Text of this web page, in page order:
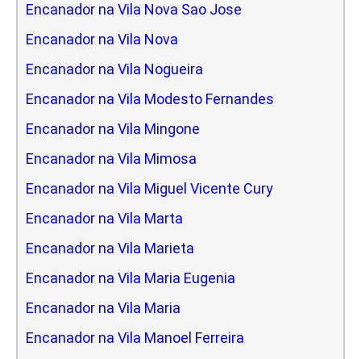
Encanador na Vila Nova Sao Jose
Encanador na Vila Nova
Encanador na Vila Nogueira
Encanador na Vila Modesto Fernandes
Encanador na Vila Mingone
Encanador na Vila Mimosa
Encanador na Vila Miguel Vicente Cury
Encanador na Vila Marta
Encanador na Vila Marieta
Encanador na Vila Maria Eugenia
Encanador na Vila Maria
Encanador na Vila Manoel Ferreira